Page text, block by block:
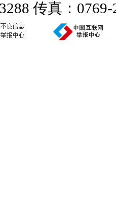
传真：0769-